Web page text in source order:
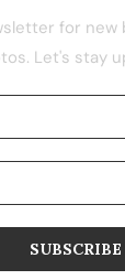
for new
Let's stay